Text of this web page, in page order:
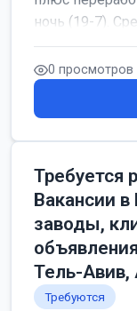
ночь (19-7).
0 просмотров
Требуется
Вакансии в
заводы,
Тель-
Требуются